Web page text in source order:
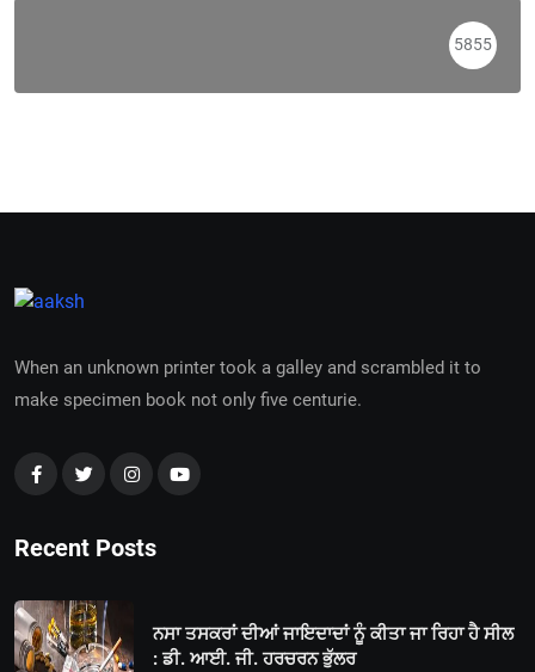
5855
When an unknown printer took a galley and scrambled it to
make specimen book not only five centurie.
Recent Posts
ਨਸਾ ਤਸਕਰਾਂ ਦੀਆਂ ਜਾਇਦਾਦਾਂ ਨੂੰ ਕੀਤਾ ਜਾ ਰਿਹਾ ਹੈ ਸੀਲ
: ਡੀ. ਆਈ. ਜੀ. ਹਰਚਰਨ ਭੁੱਲਰ